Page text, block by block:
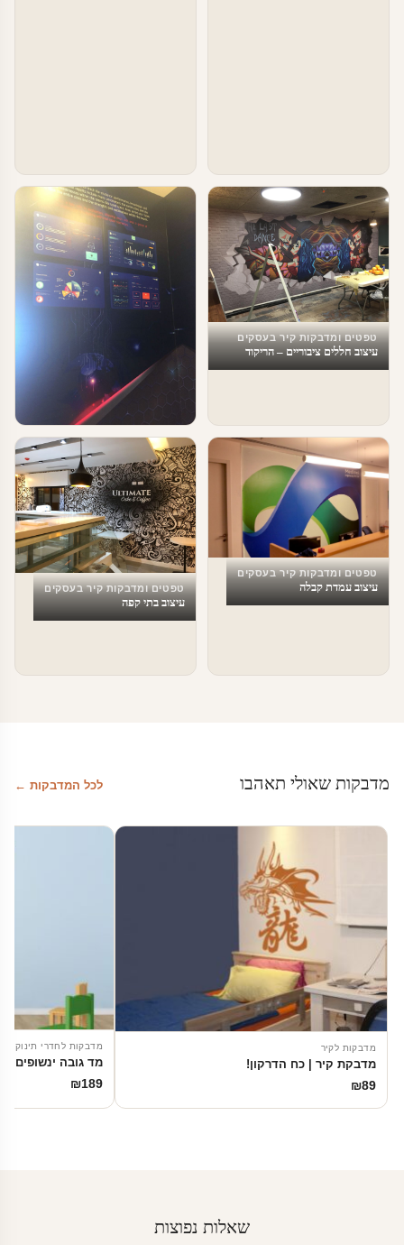
טפטים ומדבקות קיר בעסקים
עיצוב חללים ציבוריים – הריקוד
האחרון
טפטים ומדבקות קיר בעסקים
עיצוב עסקים וחברות הייטק
טפטים ומדבקות קיר בעסקים
עיצוב עמדת קבלה טפטים ומדבקות קיר בעסקים
עיצוב בתי קפה
מדבקות שאולי תאהבו לכל המדבקות ←
מדבקות לקיר
מדבקת קיר | כח הדרקון!
₪89
מדבקות לחדרי תינוקות
מד גובה ינשופים
₪189
שאלות נפוצות